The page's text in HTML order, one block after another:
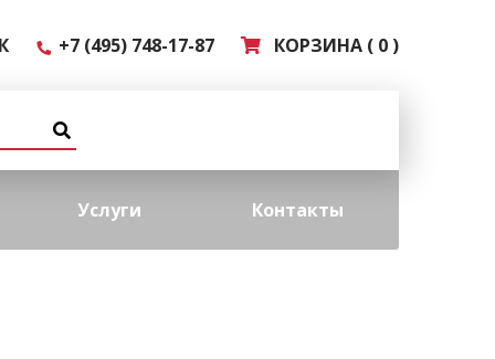
+7 (495) 748-17-87 КОРЗИНА ( 0 )
Услуги Контакты